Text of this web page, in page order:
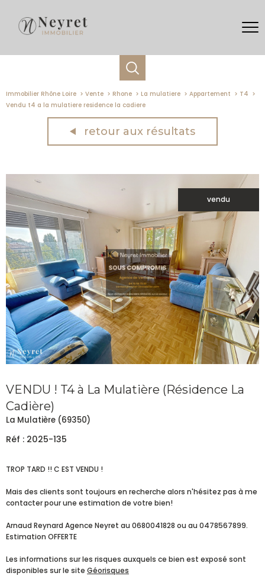
Immobilier Rhône Loire Vente Rhone La mulatiere Appartement
T4
Vendu t4 a la mulatiere residence la cadiere
retour aux résultats
vendu
VENDU ! T4 à La Mulatière (Résidence La
Cadière)
La Mulatière (69350)
Réf : 2025-135
TROP TARD !! C EST VENDU !
Mais des clients sont toujours en recherche alors n'hésitez pas à me
contacter pour une estimation de votre bien!
Arnaud Reynard Agence Neyret au 0680041828 ou au 0478567899.
Estimation OFFERTE
Les informations sur les risques auxquels ce bien est exposé sont
disponibles sur le site Géorisques